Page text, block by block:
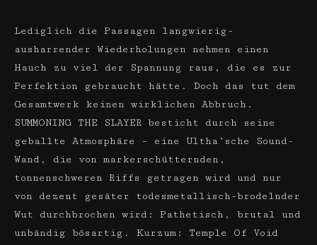
Lediglich die Passagen langwierig-
ausharrender Wiederholungen nehmen einen
Hauch zu viel der Spannung raus, die es zur
Perfektion gebraucht hätte. Doch das tut dem
Gesamtwerk keinen wirklichen Abbruch.
SUMMONING THE SLAYER besticht durch seine
geballte Atmosphäre – eine Ultha’sche Sound-
Wand, die von markerschütternden,
tonnenschweren Riffs getragen wird und nur
von dezent gesäter todesmetallisch-brodelnder
Wut durchbrochen wird: Pathetisch, brutal und
unbändig bösartig. Kurzum: Temple Of Void